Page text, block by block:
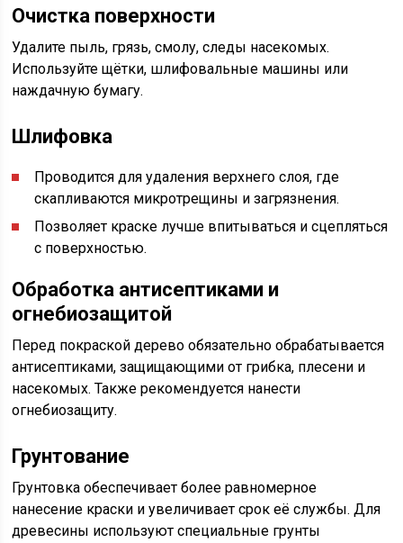
Очистка поверхности
Удалите пыль, грязь, смолу, следы насекомых.
Используйте щётки, шлифовальные машины или
наждачную бумагу.
Шлифовка
Проводится для удаления верхнего слоя, где
скапливаются микротрещины и загрязнения.
Позволяет краске лучше впитываться и сцепляться
с поверхностью.
Обработка антисептиками и
огнебиозащитой
Перед покраской дерево обязательно обрабатывается
антисептиками, защищающими от грибка, плесени и
насекомых. Также рекомендуется нанести
огнебиозащиту.
Грунтование
Грунтовка обеспечивает более равномерное
нанесение краски и увеличивает срок её службы. Для
древесины используют специальные грунты